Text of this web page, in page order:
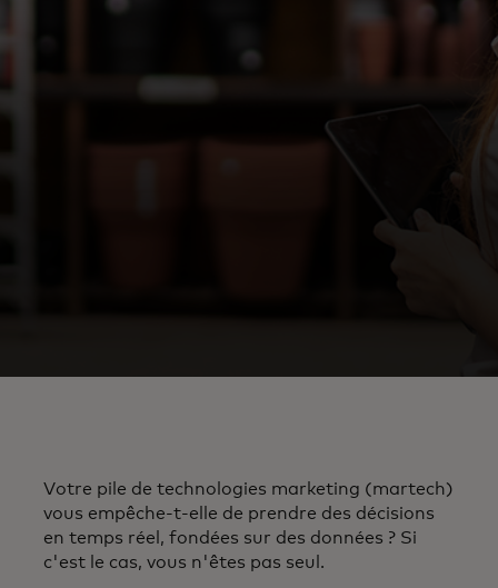
Votre pile de technologies marketing (martech)
vous empêche-t-elle de prendre des décisions
en temps réel, fondées sur des données ? Si
c'est le cas, vous n'êtes pas seul.